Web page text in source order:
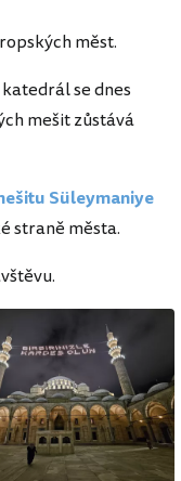
měst.
se dnes
mešit zůstává
Süleymaniye
straně města.